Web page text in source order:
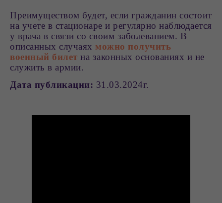
Преимуществом будет, если гражданин состоит
на учете в стационаре и регулярно наблюдается
у врача в связи со своим заболеванием. В
описанных случаях можно получить
военный билет на законных основаниях и не
служить в армии.
Дата публикации: 31.03.2024г.